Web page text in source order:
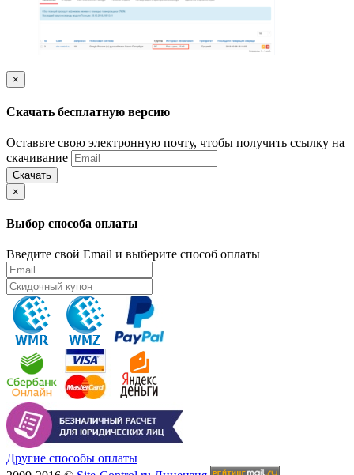
×
Скачать бесплатную версию
Оставьте свою электронную почту, чтобы получить ссылку на
скачивание
Скачать
×
Выбор способа оплаты
Введите свой Email и выберите способ оплаты
Другие способы оплаты